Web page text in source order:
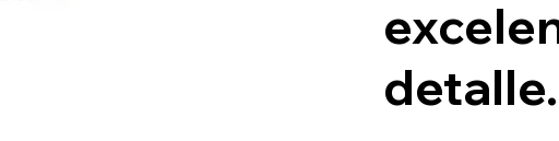
detalle.
Ron Matusalem Gran Reserva 23 Años 750ml